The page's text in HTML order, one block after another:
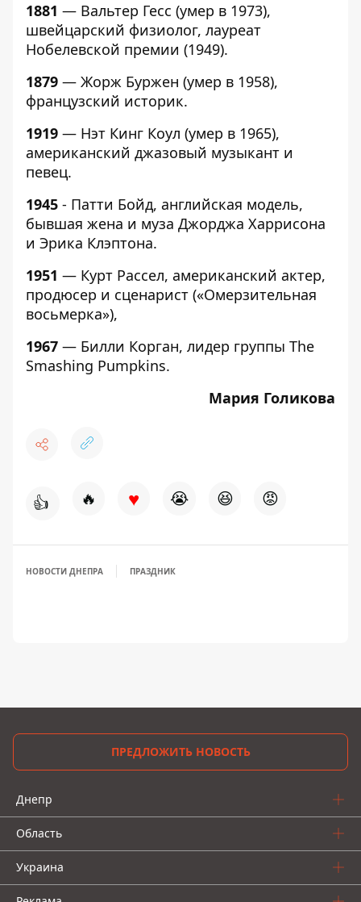
1881 — Вальтер Гесс (умер в 1973),
швейцарский физиолог, лауреат
Нобелевской премии (1949).
1879 — Жорж Буржен (умер в 1958),
французский историк.
1919 — Нэт Кинг Коул (умер в 1965),
американский джазовый музыкант и
певец.
1945 - Патти Бойд, английская модель,
бывшая жена и муза Джорджа Харрисона
и Эрика Клэптона.
1951 — Курт Рассел, американский актер,
продюсер и сценарист («Омерзительная
восьмерка»),
1967 — Билли Корган, лидер группы The
Smashing Pumpkins.
Мария Голикова
👍 🔥 ♥ 😭 😆 😡
НОВОСТИ ДНЕПРА ПРАЗДНИК
ПРЕДЛОЖИТЬ НОВОСТЬ
Днепр
Область
Украина